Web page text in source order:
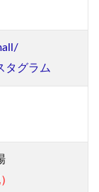
タグラム